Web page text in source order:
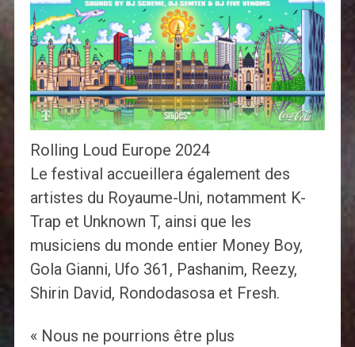
Rolling Loud Europe 2024
Le festival accueillera également des
artistes du Royaume-Uni, notamment K-
Trap et Unknown T, ainsi que les
musiciens du monde entier Money Boy,
Gola Gianni, Ufo 361, Pashanim, Reezy,
Shirin David, Rondodasosa et Fresh.
« Nous ne pourrions être plus